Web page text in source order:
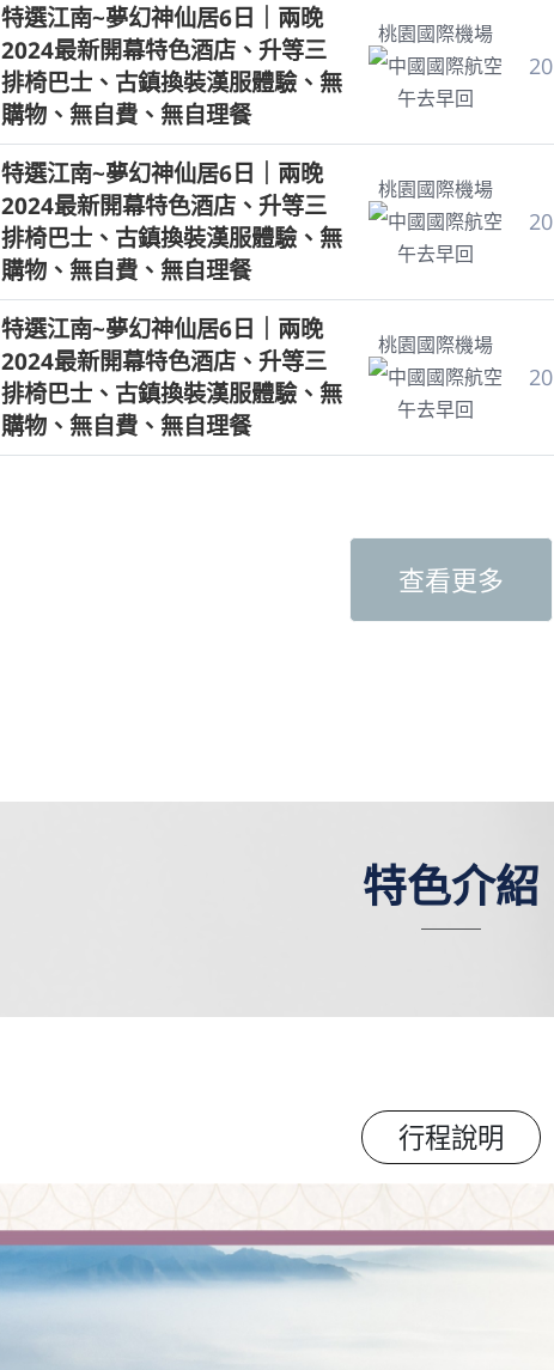
特色介紹
行程說明
特選江南~夢幻神仙居6日｜兩晚
2024最新開幕特色酒店、升等三
排椅巴士、古鎮換裝漢服體驗、無
購物、無自費、無自理餐
桃園國際機場
中國國際航空
午去早回
20
特選江南~夢幻神仙居6日｜兩晚
2024最新開幕特色酒店、升等三
排椅巴士、古鎮換裝漢服體驗、無
購物、無自費、無自理餐
桃園國際機場
中國國際航空
午去早回
20
特選江南~夢幻神仙居6日｜兩晚
2024最新開幕特色酒店、升等三
排椅巴士、古鎮換裝漢服體驗、無
購物、無自費、無自理餐
桃園國際機場
中國國際航空
午去早回
20
查看更多